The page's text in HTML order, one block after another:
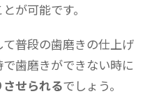
が可能です。
普段の歯磨きの仕上げ
歯磨きができない時に
せられるでしょう。